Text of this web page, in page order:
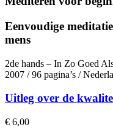
Eenvoudige
mens
2de hands – In Zo Goed
2007 / 96 pagina’s /
Uitleg over de
€ 6,00